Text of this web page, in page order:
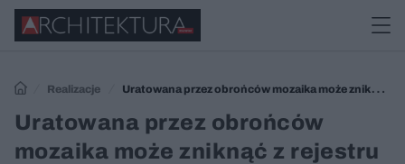
Realizacje
Uratowana przez obrońców mozaika może zniknąć z
rejestru i stracić dofinansowanie. Brakuje pieniędzy. "To jest blok
Uratowana przez obrońców
mozaika może zniknąć z rejestru